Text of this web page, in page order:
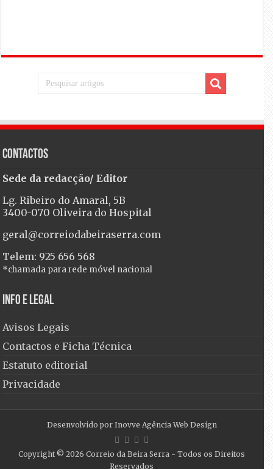
Contactos
Sede da redacção/ Editor
Lg. Ribeiro do Amaral, 5B
3400-070 Oliveira do Hospital
geral@correiodabeiraserra.com
Telem: 925 656 568
*chamada para rede móvel nacional
Info e Legal
Avisos Legais
Contactos e Ficha Técnica
Estatuto editorial
Privacidade
Desenvolvido por Inovve Agência Web Design
Copyright © 2026Correio da Beira Serra - Todos os Direitos
Reservados